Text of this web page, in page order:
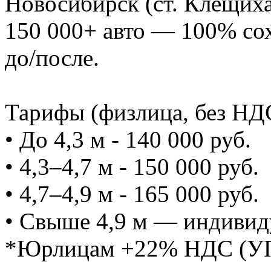
150 000+ авто — 100%
до/после.
Тарифы (физлица, без
• До 4,3 м - 140 000 руб.
• 4,3–4,7 м - 150 000 руб.
• 4,7–4,9 м - 165 000 руб.
• Свыше 4,9 м —
*Юрлицам +22% НДС